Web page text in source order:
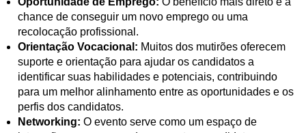
chance de conseguir um novo emprego ou uma
recolocação profissional.
Orientação Vocacional: Muitos dos mutirões oferecem
suporte e orientação para ajudar os candidatos a
identificar suas habilidades e potenciais, contribuindo
para um melhor alinhamento entre as oportunidades e os
perfis dos candidatos.
Networking: O evento serve como um espaço de